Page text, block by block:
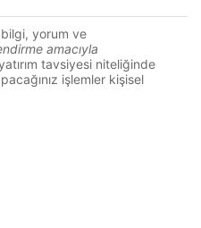
yorum ve
amacıyla
tavsiyesi niteliğinde
işlemler kişisel